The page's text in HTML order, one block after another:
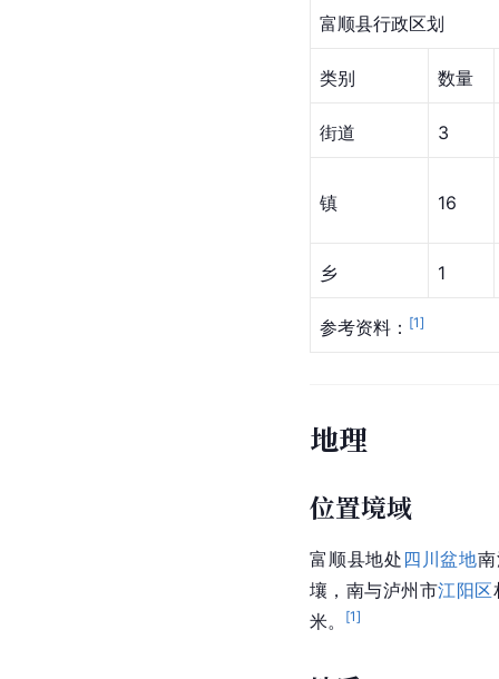
富顺县行政区划
类别 数量
街道 3
镇 16
乡 1
参考资料： [1]
地理
位置境域
富顺县地处 四川盆地
壤，南与泸州市江阳区
米。
[1]